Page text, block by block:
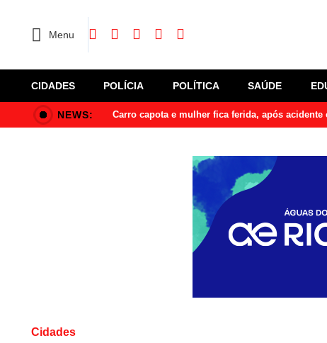
Menu
CIDADES POLÍCIA POLÍTICA SAÚDE
NEWS: Carro capota e mulher fica ferida, após acidente
Cidades